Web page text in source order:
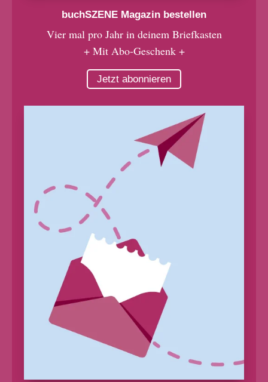
buchSZENE Magazin bestellen
Vier mal pro Jahr in deinem Briefkasten
+ Mit Abo-Geschenk +
Jetzt abonnieren